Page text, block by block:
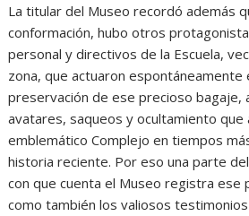
La titular del Museo recordó además
conformación, hubo otros
personal y directivos de la Escuela,
zona, que actuaron espontáneamente
preservación de ese precioso bagaje,
avatares, saqueos y ocultamiento que
emblemático Complejo en tiempos
historia reciente. Por eso una parte
con que cuenta el Museo registra ese
como también los valiosos